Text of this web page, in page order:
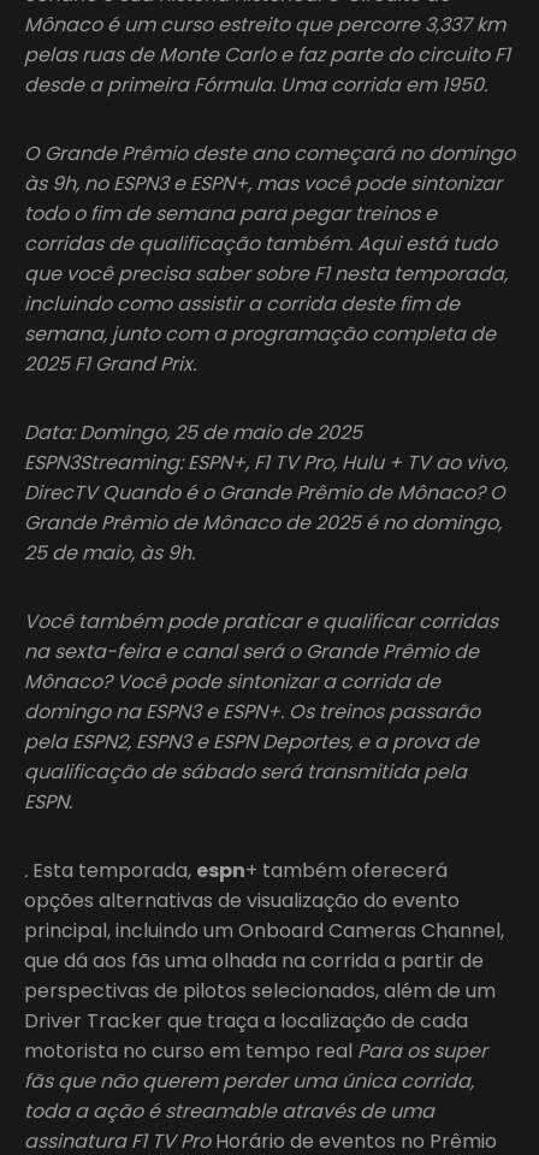
Mônaco é um curso estreito que percorre 3,337 km
pelas ruas de Monte Carlo e faz parte do circuito F1
desde a primeira Fórmula. Uma corrida em 1950.
O Grande Prêmio deste ano começará no domingo
às 9h, no ESPN3 e ESPN+, mas você pode sintonizar
todo o fim de semana para pegar treinos e
corridas de qualificação também. Aqui está tudo
que você precisa saber sobre F1 nesta temporada,
incluindo como assistir a corrida deste fim de
semana, junto com a programação completa de
2025 F1 Grand Prix.
Data: Domingo, 25 de maio de 2025
ESPN3Streaming: ESPN+, F1 TV Pro, Hulu + TV ao vivo,
DirecTV Quando é o Grande Prêmio de Mônaco? O
Grande Prêmio de Mônaco de 2025 é no domingo,
25 de maio, às 9h.
Você também pode praticar e qualificar corridas
na sexta-feira e canal será o Grande Prêmio de
Mônaco? Você pode sintonizar a corrida de
domingo na ESPN3 e ESPN+. Os treinos passarão
pela ESPN2, ESPN3 e ESPN Deportes, e a prova de
qualificação de sábado será transmitida pela
ESPN.
. Esta temporada, espn+ também oferecerá
opções alternativas de visualização do evento
principal, incluindo um Onboard Cameras Channel,
que dá aos fãs uma olhada na corrida a partir de
perspectivas de pilotos selecionados, além de um
Driver Tracker que traça a localização de cada
motorista no curso em tempo real Para os super
fãs que não querem perder uma única corrida,
toda a ação é streamable através de uma
assinatura F1 TV ProHorário de eventos no Prêmio